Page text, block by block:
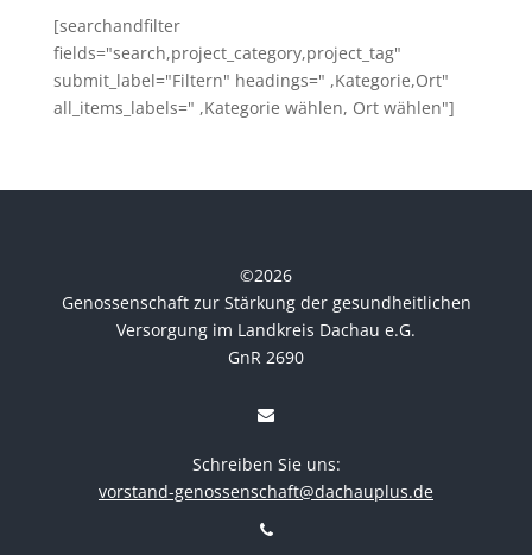
[searchandfilter
fields="search,project_category,project_tag"
submit_label="Filtern" headings=" ,Kategorie,Ort"
all_items_labels=" ,Kategorie wählen, Ort wählen"]
©2026
Genossenschaft zur Stärkung der gesundheitlichen
Versorgung im Landkreis Dachau e.G.
GnR 2690
Schreiben Sie uns:
vorstand-genossenschaft@dachauplus.de